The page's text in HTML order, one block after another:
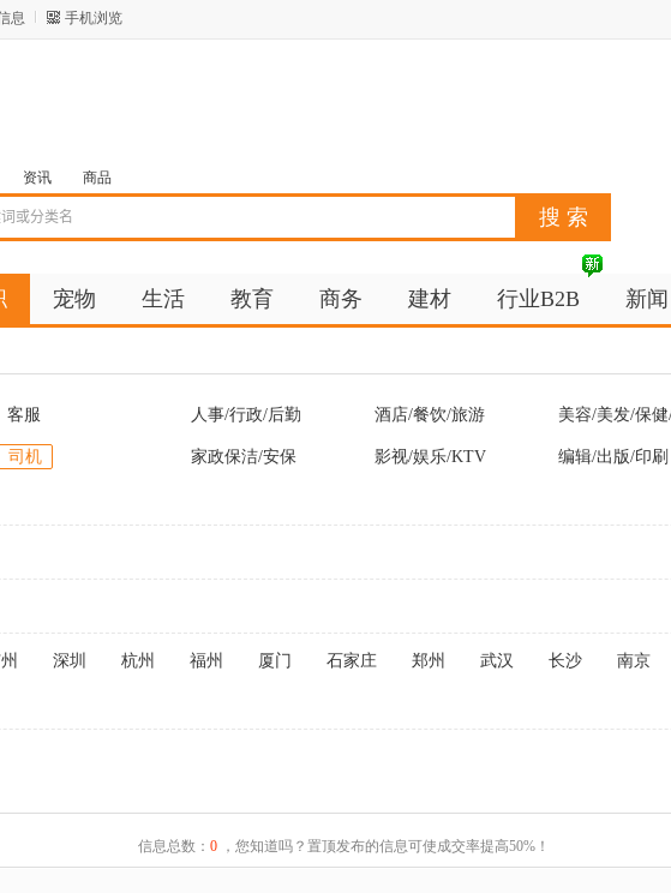
息 手机浏览
资讯 商品
宠物 生活 教育 商务 建材 行业B2B 新闻
客服 人事/行政/后勤 酒店/餐饮/旅游 美容/美发/保
司机 家政保洁/安保 影视/娱乐/KTV 编辑/出版/印刷
深圳 杭州 福州 厦门 石家庄 郑州 武汉 长沙 南京
信息总数： 0，您知道吗？置顶发布的信息可使成交率提高50%！